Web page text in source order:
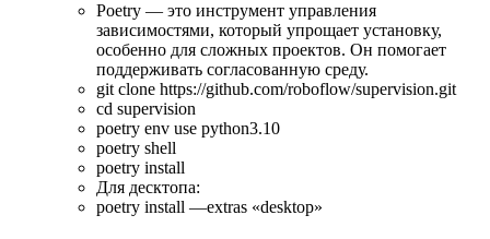
Poetry — это инструмент управления
зависимостями, который упрощает установку,
особенно для сложных проектов. Он помогает
поддерживать согласованную среду.
git clone https://github.com/roboflow/supervision.git
cd supervision
poetry env use python3.10
poetry shell
poetry install
Для десктопа:
poetry install —extras «desktop»